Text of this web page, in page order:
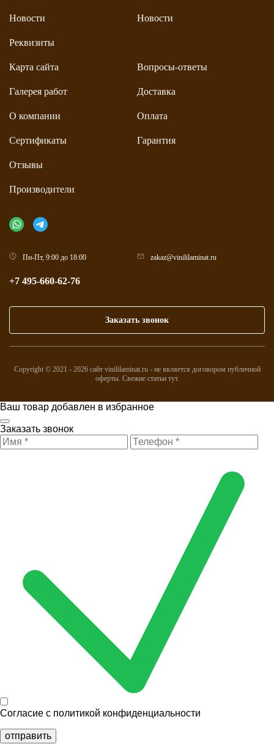
Новости
Реквизиты
Карта сайта
Галерея работ
Новости
О компании
Сертификаты
Отзывы
Производители
Вопросы-ответы
Доставка
Оплата
Гарантия
Пн-Пт, 9:00 до 18:00 zakaz@vinililaminat.ru
+7 495-660-62-76
Заказать звонок
Copyright © 2021 - 2026 сайт vinililaminat.ru - не является договором публичной
оферты. Свежие статьи тут.
Ваш товар добавлен в избранное
Заказать звонок
Согласие с политикой конфиденциальности
отправить